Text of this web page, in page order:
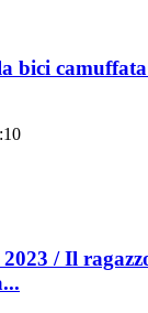
bici camuffata:
/ Il